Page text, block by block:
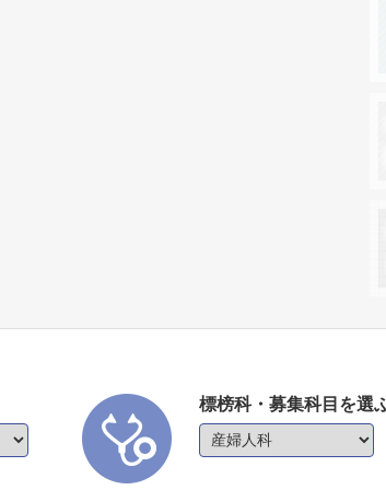
標榜科・募集科目を選